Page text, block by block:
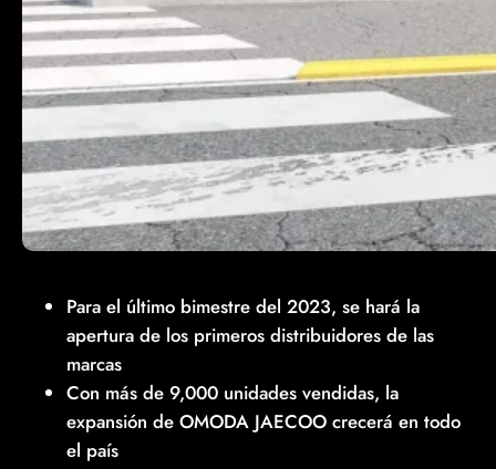
Para el último bimestre del 2023, se hará la
apertura de los primeros distribuidores de las
marcas
Con más de 9,000 unidades vendidas, la
expansión de OMODA JAECOO crecerá en todo
el país